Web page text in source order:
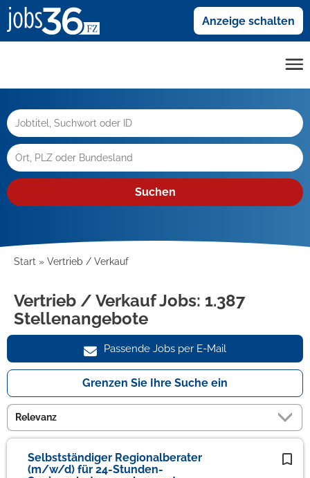
Anzeige schalten
Suchen
Start Vertrieb / Verkauf
Vertrieb / Verkauf Jobs: 1.387
Stellenangebote
Passende Jobs per E-Mail
Grenzen Sie Ihre Suche ein
Selbstständiger Regionalberater
(m/w/d) für 24-Stunden-